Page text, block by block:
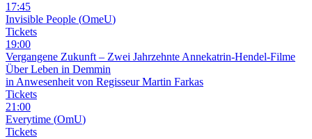
17:45
Invisible People (OmeU)
Tickets
19:00
Vergangene Zukunft – Zwei Jahrzehnte Annekatrin-Hendel-Filme
Über Leben in Demmin
in Anwesenheit von Regisseur Martin Farkas
Tickets
21 :00
Everytime (OmU)
Tickets